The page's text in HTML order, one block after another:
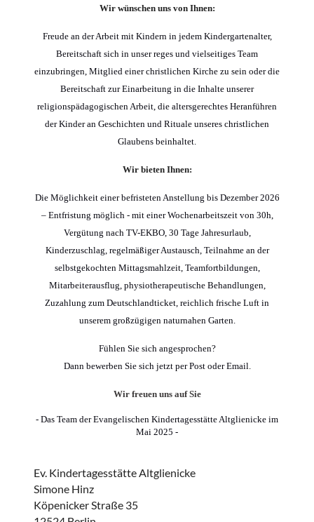
Wir wünschen uns von Ihnen:
Freude an der Arbeit mit Kindern in jedem Kindergartenalter,
Bereitschaft sich in unser reges und vielseitiges Team
einzubringen, Mitglied einer christlichen Kirche zu sein oder die
Bereitschaft zur Einarbeitung in die Inhalte unserer
religionspädagogischen Arbeit, die altersgerechtes Heranführen
der Kinder an Geschichten und Rituale unseres christlichen
Glaubens beinhaltet.
Wir bieten Ihnen:
Die Möglichkeit einer befristeten Anstellung bis Dezember 2026
– Entfristung möglich - mit einer Wochenarbeitszeit von 30h,
Vergütung nach TV-EKBO, 30 Tage Jahresurlaub,
Kinderzuschlag, regelmäßiger Austausch, Teilnahme an der
selbstgekochten Mittagsmahlzeit, Teamfortbildungen,
Mitarbeiterausflug, physiotherapeutische Behandlungen,
Zuzahlung zum Deutschlandticket, reichlich frische Luft in
unserem großzügigen naturnahen Garten.
Fühlen Sie sich angesprochen?
Dann bewerben Sie sich jetzt per Post oder Email.
Wir freuen uns auf Sie
- Das Team der Evangelischen Kindertagesstätte Altglienicke im
Mai 2025 -
Ev. Kindertagesstätte Altglienicke
Simone Hinz
Köpenicker Straße 35